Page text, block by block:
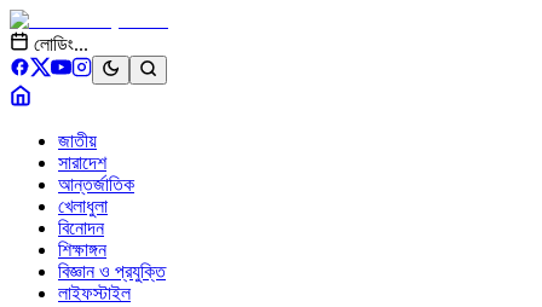
লোডিং...
জাতীয়
সারাদেশ
আন্তর্জাতিক
খেলাধুলা
বিনোদন
শিক্ষাঙ্গন
বিজ্ঞান ও প্রযুক্তি
লাইফস্টাইল